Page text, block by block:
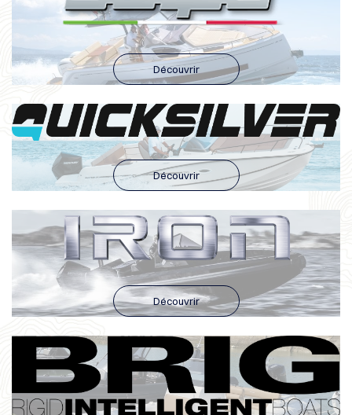
Découvrir
Découvrir
Découvrir